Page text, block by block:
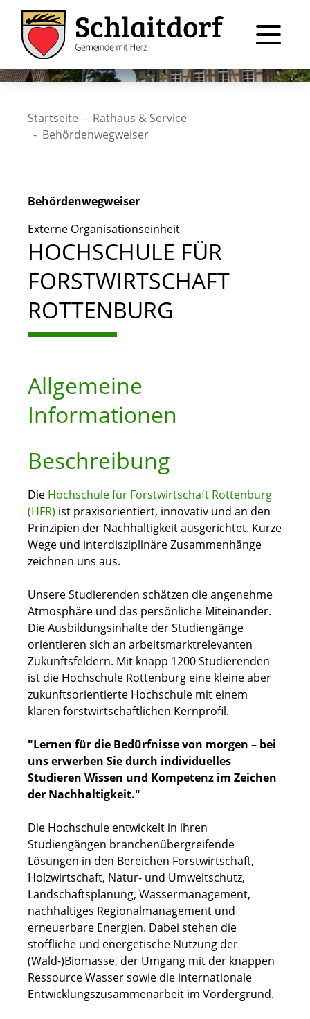
Startseite
Rathaus & Service
Behördenwegweiser
Behördenwegweiser
Externe Organisationseinheit
HOCHSCHULE FÜR
FORSTWIRTSCHAFT
ROTTENBURG
Allgemeine
Informationen
Beschreibung
Die Hochschule für Forstwirtschaft Rottenburg
(HFR) ist praxisorientiert, innovativ und an den
Prinzipien der Nachhaltigkeit ausgerichtet. Kurze
Wege und interdisziplinäre Zusammenhänge
zeichnen uns aus.
Unsere Studierenden schätzen die angenehme
Atmosphäre und das persönliche Miteinander.
Die Ausbildungsinhalte der Studiengänge
orientieren sich an arbeitsmarktrelevanten
Zukunftsfeldern. Mit knapp 1200 Studierenden
ist die Hochschule Rottenburg eine kleine aber
zukunftsorientierte Hochschule mit einem
klaren forstwirtschaftlichen Kernprofil.
"Lernen für die Bedürfnisse von morgen – bei
uns erwerben Sie durch individuelles
Studieren Wissen und Kompetenz im Zeichen
der Nachhaltigkeit."
Die Hochschule entwickelt in ihren
Studiengängen branchenübergreifende
Lösungen in den Bereichen Forstwirtschaft,
Holzwirtschaft, Natur- und Umweltschutz,
Landschaftsplanung, Wassermanagement,
nachhaltiges Regionalmanagement und
erneuerbare Energien. Dabei stehen die
stoffliche und energetische Nutzung der
(Wald-)Biomasse, der Umgang mit der knappen
Ressource Wasser sowie die internationale
Entwicklungszusammenarbeit im Vordergrund.